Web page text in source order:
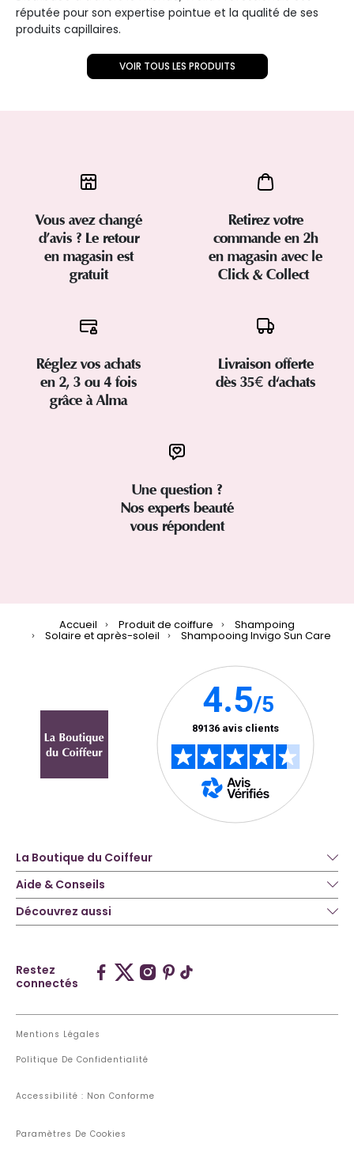
réputée pour son expertise pointue et la qualité de ses
produits capillaires.
VOIR TOUS LES PRODUITS
Vous avez changé
d’avis ? Le retour
en magasin est
gratuit
Retirez votre
commande en 2h
en magasin avec le
Click & Collect
Réglez vos achats
en 2, 3 ou 4 fois
grâce à Alma
Livraison offerte
dès 35€ d'achats
Une question ?
Nos experts beauté
vous répondent
Accueil Produit de coiffure Shampoing
Solaire et après-soleil Shampooing Invigo Sun Care
La Boutique du Coiffeur
Aide & Conseils
Découvrez aussi
Restez
connectés
Mentions Légales
Politique De Confidentialité
Accessibilité : Non Conforme
Paramètres De Cookies